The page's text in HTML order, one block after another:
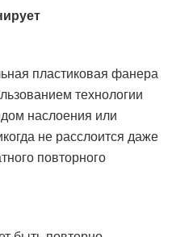
пластиковая фанера
технологии
наслоения или
не расслоится даже
повторного